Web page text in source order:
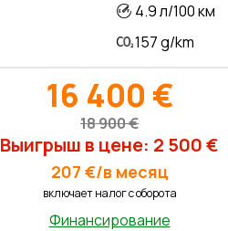
4.9 л/100 км
157 g/km
16 400 €
18 900 €
Выигрыш в цене: 2 500 €
207 €/в месяц
включает налог с оборотa
Финансирование